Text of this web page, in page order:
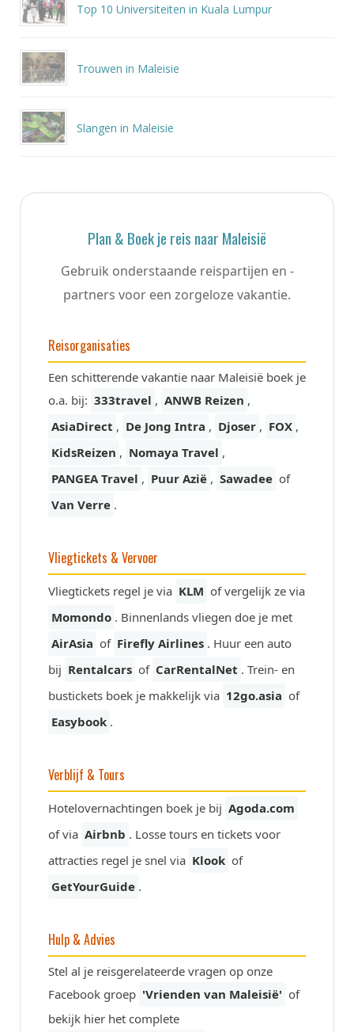
Top 10 Universiteiten in Kuala Lumpur
Trouwen in Maleisie
Slangen in Maleisie
Plan & Boek je reis naar Maleisië
Gebruik onderstaande reispartijen en -
partners voor een zorgeloze vakantie.
Reisorganisaties
Een schitterende vakantie naar Maleisië boek je
o.a. bij: 333travel , ANWB Reizen ,
AsiaDirect , De Jong Intra , Djoser , FOX ,
KidsReizen , Nomaya Travel ,
PANGEA Travel , Puur Azië , Sawadee of
Van Verre .
Vliegtickets & Vervoer
Vliegtickets regel je via KLM of vergelijk ze via
Momondo . Binnenlands vliegen doe je met
AirAsia of Firefly Airlines . Huur een auto
bij Rentalcars of CarRentalNet . Trein- en
bustickets boek je makkelijk via 12go.asia of
Easybook .
Verblijf & Tours
Hotelovernachtingen boek je bij Agoda.com
of via Airbnb . Losse tours en tickets voor
attracties regel je snel via Klook of
GetYourGuide .
Hulp & Advies
Stel al je reisgerelateerde vragen op onze
Facebook groep 'Vrienden van Maleisië' of
bekijk hier het complete